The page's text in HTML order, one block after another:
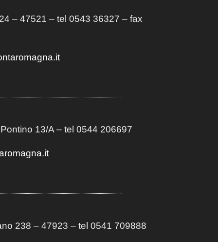
– 47521 – tel 0543 36327 – fax
13/A– tel 0544 206697
238 – 47923 – tel 0541 709888